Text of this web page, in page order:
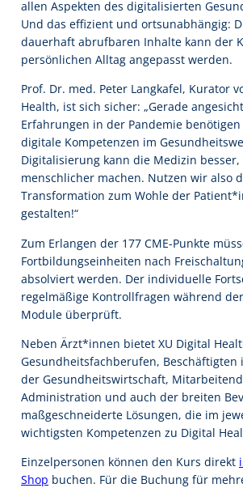
allen Aspekten des digitalisierten
Und das effizient und ortsunabhängig:
dauerhaft abrufbaren Inhalte kann der
persönlichen Alltag angepasst werden.
Prof. Dr. med. Peter Langkafel, Kurator
Health, ist sich sicher: „Gerade
Erfahrungen in der Pandemie
digitale Kompetenzen im
Digitalisierung kann die Medizin
menschlicher machen. Nutzen wir also
Transformation zum Wohle der
gestalten!“
Zum Erlangen der 177 CME-Punkte
Fortbildungseinheiten nach
absolviert werden. Der individuelle
regelmäßige Kontrollfragen während
Module überprüft.
Neben Ärzt*innen bietet XU Digital
Gesundheitsfachberufen, Beschäftigten
der Gesundheitswirtschaft,
Administration und auch der breiten
maßgeschneiderte Lösungen, die im
wichtigsten Kompetenzen zu Digital
Einzelpersonen können den Kurs direkt
Shop buchen. Für die Buchung für